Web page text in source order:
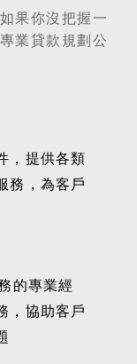
如果你沒把握一
業貸款規劃公
，提供各類
務，為客戶
的專業經
，協助客戶